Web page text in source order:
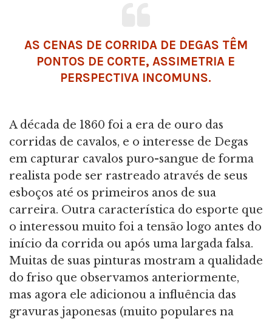
AS CENAS DE CORRIDA DE DEGAS TÊM
PONTOS DE CORTE, ASSIMETRIA E
PERSPECTIVA INCOMUNS.
A década de 1860 foi a era de ouro das
corridas de cavalos, e o interesse de Degas
em capturar cavalos puro-sangue de forma
realista pode ser rastreado através de seus
esboços até os primeiros anos de sua
carreira. Outra característica do esporte que
o interessou muito foi a tensão logo antes do
início da corrida ou após uma largada falsa.
Muitas de suas pinturas mostram a qualidade
do friso que observamos anteriormente,
mas agora ele adicionou a influência das
gravuras japonesas (muito populares na